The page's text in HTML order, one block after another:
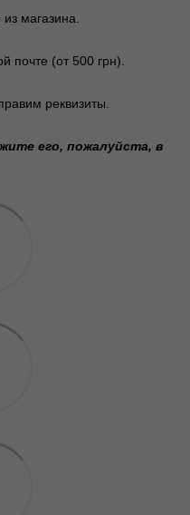
магазина.
почте (от 500 грн).
реквизиты.
его, пожалуйста, в